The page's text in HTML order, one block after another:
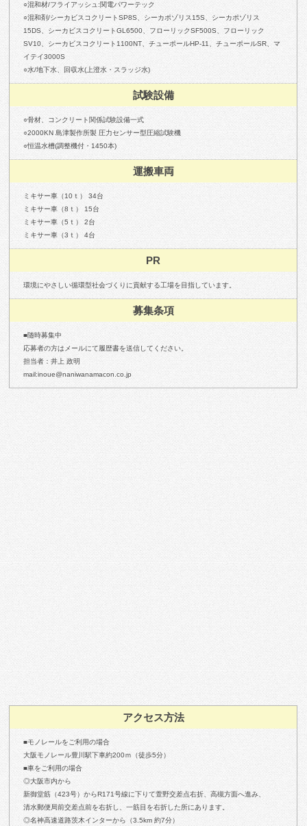
○混和材/フライアッシュ:関電パワーテック
○混和剤/シーカビスコクリートSP8S、シーカポゾリス15S、シーカポゾリス
15DS、シーカビスコクリートGL6500、フローリックSF500S、フローリック
SV10、シーカビスコクリート1100NT、チューポールHP-11、チューポールSR、マ
イテイ3000S
○水/地下水、回収水(上澄水・スラッジ水)
試験設備
○骨材、コンクリート関係試験設備一式
○2000KN 島津製作所製 圧力センサー型圧縮試験機
○恒温水槽(調整機付・1450本)
運搬車両
ミキサー車（10ｔ） 34台
ミキサー車（8ｔ） 15台
ミキサー車（5ｔ） 2台
ミキサー車（3ｔ） 4台
PR
環境にやさしい循環型社会づくりに貢献する工場を目指しています。
募集条項
■随時募集中
応募者の方はメールにて履歴書を送信してください。
担当者：井上 政明
mail:inoue@naniwanamacon.co.jp
アクセス方法
■モノレールをご利用の場合
大阪モノレール豊川駅下車約200ｍ（徒歩5分）
■車をご利用の場合
◎大阪市内から
新御堂筋（423号）からR171号線に下りて萱野交差点右折、高槻方面へ進み、
清水郵便局前交差点前を右折し、一筋目を右折した所にあります。
◎名神高速道路茨木インターから（3.5km 約7分）